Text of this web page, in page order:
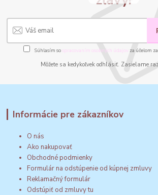
Súhlasím sospracovaním osobných údajov za účelom
Môžete sa kedykoľvek odhlásiť. Zasielame
Informácie pre zákazníkov
O nás
Ako nakupovať
Obchodné podmienky
Formulár na odstúpenie od kúpnej zmluvy
Reklamačný formulár
Odstúpiť od zmluvy tu